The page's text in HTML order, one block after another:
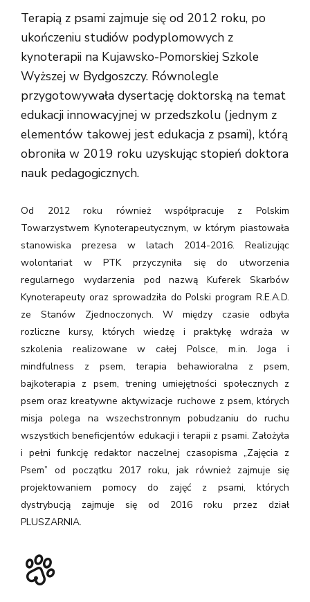
Terapią z psami zajmuje się od 2012 roku, po
ukończeniu studiów podyplomowych z
kynoterapii na Kujawsko-Pomorskiej Szkole
Wyższej w Bydgoszczy. Równolegle
przygotowywała dysertację doktorską na temat
edukacji innowacyjnej w przedszkolu (jednym z
elementów takowej jest edukacja z psami), którą
obroniła w 2019 roku uzyskując stopień doktora
nauk pedagogicznych.
Od 2012 roku również współpracuje z Polskim
Towarzystwem Kynoterapeutycznym, w którym piastowała
stanowiska prezesa w latach 2014-2016. Realizując
wolontariat w PTK przyczyniła się do utworzenia
regularnego wydarzenia pod nazwą Kuferek Skarbów
Kynoterapeuty oraz sprowadziła do Polski program R.E.A.D.
ze Stanów Zjednoczonych. W między czasie odbyła
rozliczne kursy, których wiedzę i praktykę wdraża w
szkolenia realizowane w całej Polsce, m.in. Joga i
mindfulness z psem, terapia behawioralna z psem,
bajkoterapia z psem, trening umiejętności społecznych z
psem oraz kreatywne aktywizacje ruchowe z psem, których
misja polega na wszechstronnym pobudzaniu do ruchu
wszystkich beneficjentów edukacji i terapii z psami. Założyła
i pełni funkcję redaktor naczelnej czasopisma „Zajęcia z
Psem” od początku 2017 roku, jak również zajmuje się
projektowaniem pomocy do zajęć z psami, których
dystrybucją zajmuje się od 2016 roku przez dział
PLUSZARNIA.